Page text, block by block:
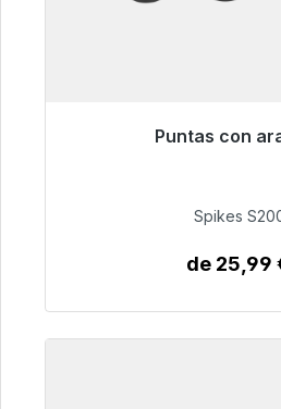
Puntas con
Listo para envío
51,49 €
Spikes
de 25,99